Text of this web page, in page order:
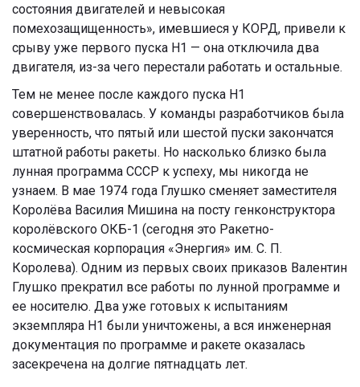
состояния двигателей и невысокая
помехозащищенность», имевшиеся у КОРД, привели к
срыву уже первого пуска Н1 — она отключила два
двигателя, из-за чего перестали работать и остальные.
Тем не менее после каждого пуска Н1
совершенствовалась. У команды разработчиков была
уверенность, что пятый или шестой пуски закончатся
штатной работы ракеты. Но насколько близко была
лунная программа СССР к успеху, мы никогда не
узнаем. В мае 1974 года Глушко сменяет заместителя
Королёва Василия Мишина на посту генконструктора
королёвского ОКБ-1 (сегодня это Ракетно-
космическая корпорация «Энергия» им. С. П.
Королева). Одним из первых своих приказов Валентин
Глушко прекратил все работы по лунной программе и
ее носителю. Два уже готовых к испытаниям
экземпляра Н1 были уничтожены, а вся инженерная
документация по программе и ракете оказалась
засекречена на долгие пятнадцать лет.